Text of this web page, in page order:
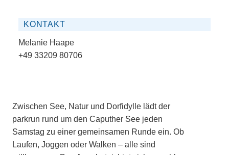
KONTAKT
Melanie Haape
+49 33209 80706
Zwischen See, Natur und Dorfidylle lädt der
parkrun rund um den Caputher See jeden
Samstag zu einer gemeinsamen Runde ein. Ob
Laufen, Joggen oder Walken – alle sind